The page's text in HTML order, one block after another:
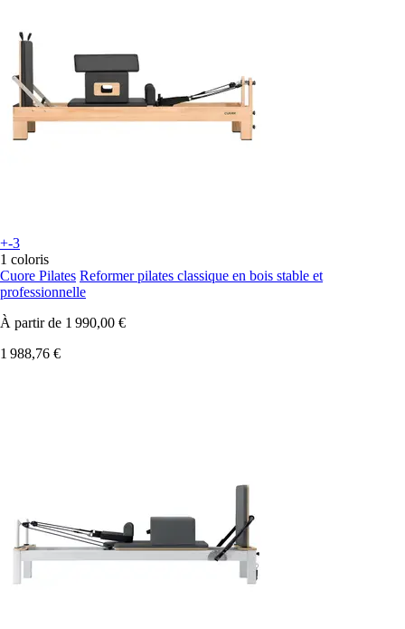
+-3
1 coloris
Cuore Pilates Reformer pilates classique en bois stable et
professionnelle
À partir de 1 990,00 €
1 988,76 €